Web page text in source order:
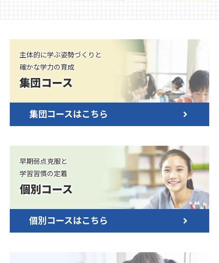
主体的に学ぶ姿勢づくりと
確かな学力の育成
集団コース
集団コースはこちら
早期弱点克服と
学習習慣の定着
個別コース
個別コースはこちら